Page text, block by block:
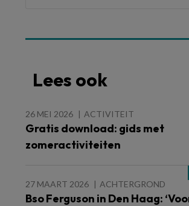
Lees ook
26 MEI 2026 ACTIVITEIT
Gratis download: gids met
zomeractiviteiten
27 MAART 2026 ACHTERGROND
Bso Ferguson in Den Haag: